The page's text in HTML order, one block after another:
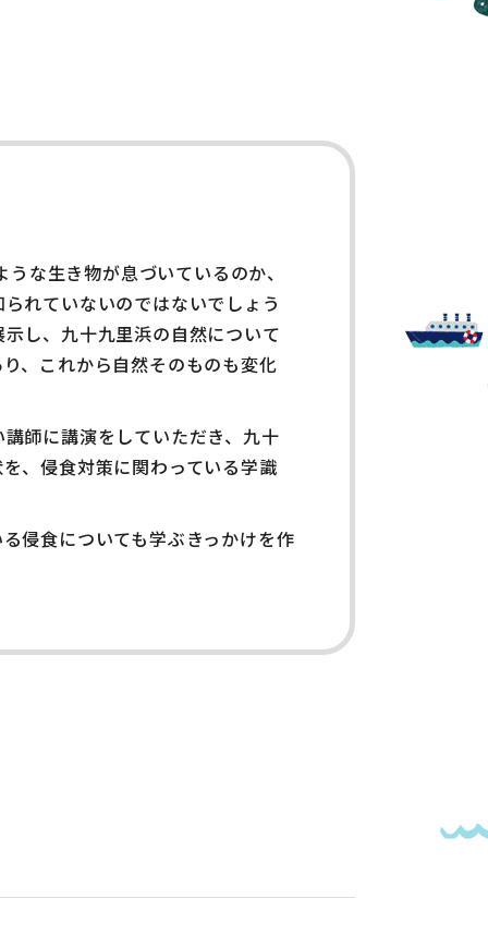
な生き物が息づいているのか、
れていないのではないでしょう
し、九十九里浜の自然について
、これから自然そのものも変化
師に講演をしていただき、九十
、侵食対策に関わっている学識
侵食についても学ぶきっかけを作